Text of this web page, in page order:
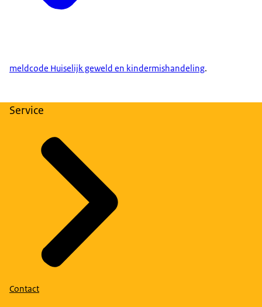
meldcode Huiselijk geweld en kindermishandeling.
Service
Contact